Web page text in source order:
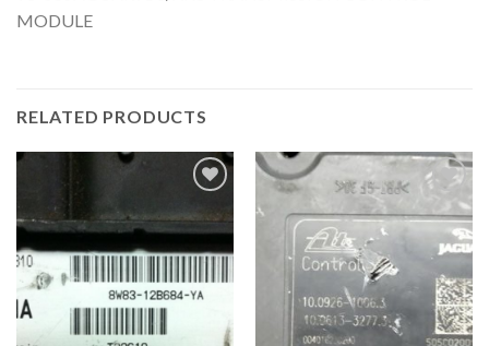
MODULE
RELATED PRODUCTS
Listeme
İstek
Listeme
Ekle